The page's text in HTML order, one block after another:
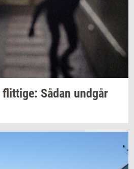
flit­ti­ge: Sådan und­går